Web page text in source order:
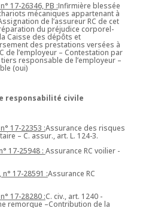
17-26346, PB :Infirmière blessée
mécaniques appartenant à
de l’assureur RC de cet
du préjudice corporel-
Caisse des dépôts et
des prestations versées à
de l’employeur – Contestation par
responsable de l’employeur –
(oui)
responsabilité civile
17-22353 :Assurance des risques
– C. assur., art. L. 124-3.
17-25948 : Assurance RC voilier -
n° 17-28591 :Assurance RC
17-28280 :C. civ., art. 1240 -
remorque –Contribution de la